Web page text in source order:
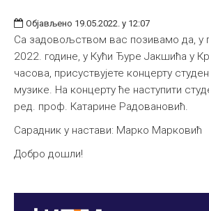
Објављено 19.05.2022. у 12:07
Са задовољством вас позивамо да, у
2022. године, у Кући Ђуре Јакшића у
часова, присуствујете концерту
музике. На концерту ће наступити
ред. проф. Катарине Радовановић.
Сарадник у настави: Марко Марковић
Добро дошли!